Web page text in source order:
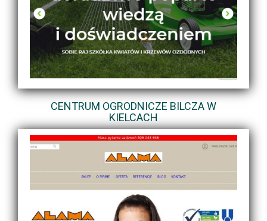
CENTRUM OGRODNICZE BILCZA W
KIELCACH